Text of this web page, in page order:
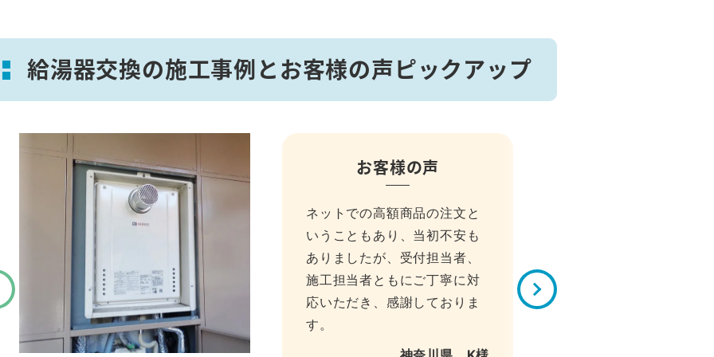
給湯器交換の施工事例とお客様の声ピックアップ
お客様の声
ネットでの高額商品の注文と
いうこともあり、当初不安も
ありましたが、受付担当者、
施工担当者ともにご丁寧に対
応いただき、感謝しておりま
す。